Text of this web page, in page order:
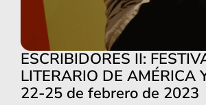
ESCRIBIDORES II:
LITERARIO DE AMÉRICA
22-25 de febrero de 2023